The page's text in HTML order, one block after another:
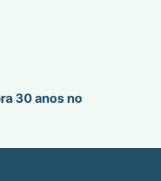
30 anos no